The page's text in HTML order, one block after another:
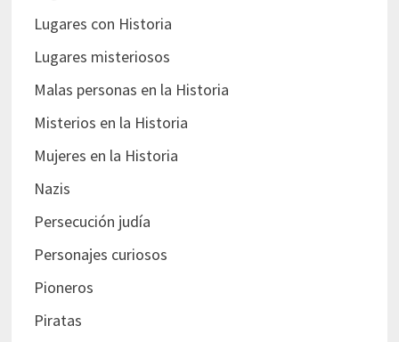
Lugares con Historia
Lugares misteriosos
Malas personas en la Historia
Misterios en la Historia
Mujeres en la Historia
Nazis
Persecución judía
Personajes curiosos
Pioneros
Piratas